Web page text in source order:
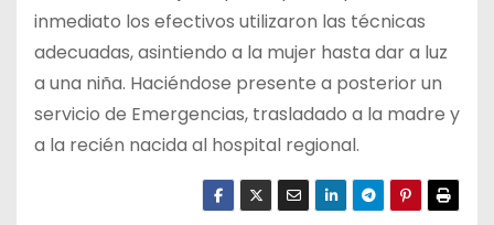
inmediato los efectivos utilizaron las técnicas
adecuadas, asintiendo a la mujer hasta dar a luz
a una niña. Haciéndose presente a posterior un
servicio de Emergencias, trasladado a la madre y
a la recién nacida al hospital regional.